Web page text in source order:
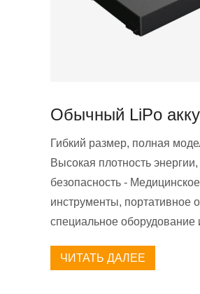
Обычный LiPo
Гибкий размер, полная
Высокая плотность
безопасность -
инструменты, портативное
специальное оборудование
ЧИТАТЬ ДАЛЕЕ